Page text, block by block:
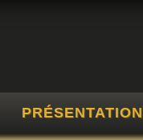
PRÉSENTATION